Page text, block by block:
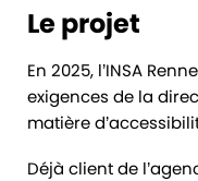
Le projet
En 2025, l’INSA
exigences de la
matière
Déjà client de